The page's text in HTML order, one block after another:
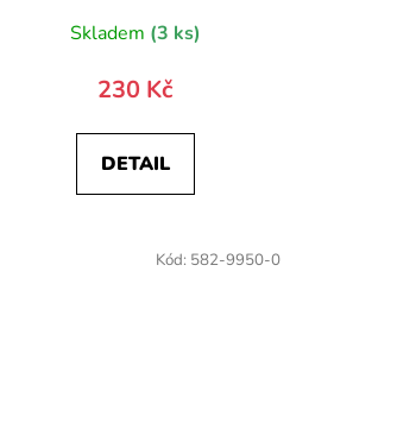
Skladem (3 ks)
230 Kč
DETAIL
Kód: 582-9950-0